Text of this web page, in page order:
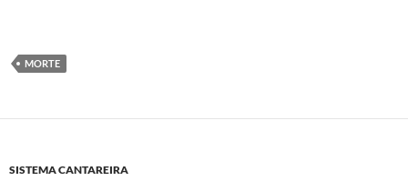
MORTE
SISTEMA CANTAREIRA